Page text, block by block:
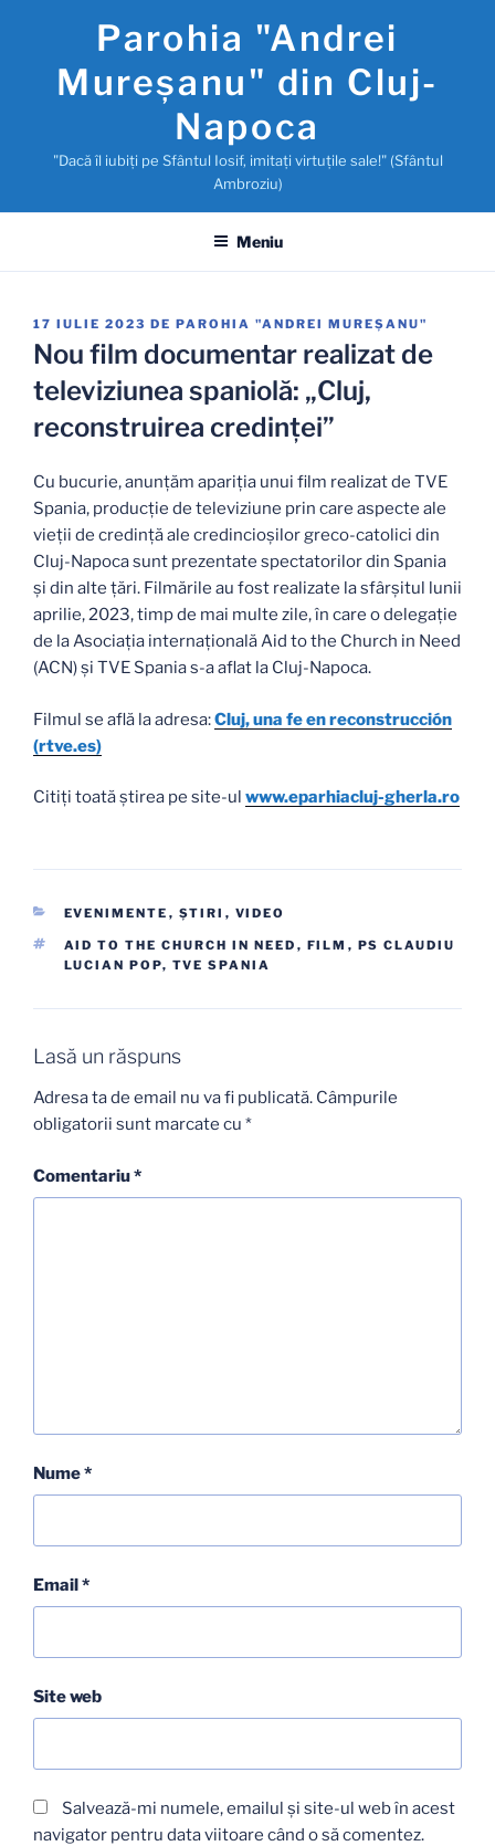
conținut
Parohia "Andrei
Mureşanu" din Cluj-
Napoca
"Dacă îl iubiţi pe Sfântul Iosif, imitaţi virtuţile sale!" (Sfântul
Ambroziu)
Meniu
PUBLICAT
PE
17 IULIE 2023 DE PAROHIA "ANDREI MUREŞANU"
Nou film documentar realizat de
televiziunea spaniolă: „Cluj,
reconstruirea credinței”
Cu bucurie, anunțăm apariția unui film realizat de TVE
Spania, producție de televiziune prin care aspecte ale
vieții de credință ale credincioșilor greco-catolici din
Cluj-Napoca sunt prezentate spectatorilor din Spania
și din alte țări. Filmările au fost realizate la sfârșitul lunii
aprilie, 2023, timp de mai multe zile, în care o delegație
de la Asociația internațională Aid to the Church in Need
(ACN) și TVE Spania s-a aflat la Cluj-Napoca.
Filmul se află la adresa:Cluj, una fe en reconstrucción
(rtve.es)
Citiți toată știrea pe site-ul www.eparhiacluj-gherla.ro
CATEGORII
EVENIMENTE , ŞTIRI , VIDEO
ETICHETE
AID TO THE CHURCH IN NEED , FILM , PS CLAUDIU
LUCIAN POP, TVE SPANIA
Lasă un răspuns
Adresa ta de email nu va fi publicată. Câmpurile
obligatorii sunt marcate cu *
Comentariu*
Nume*
Email*
Site web
Salvează-mi numele, emailul și site-ul web în acest
navigator pentru data viitoare când o să comentez.